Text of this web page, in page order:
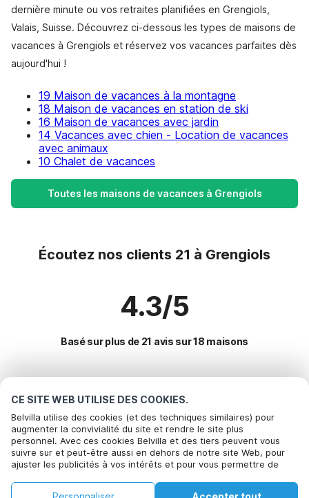
CE SITE WEB UTILISE DES COOKIES.
Belvilla utilise des cookies (et des techniques similaires) pour
augmenter la convivialité du site et rendre le site plus
personnel. Avec ces cookies Belvilla et des tiers peuvent vous
suivre sur et peut-être aussi en dehors de notre site Web, pour
ajuster les publicités à vos intérêts et pour vous permettre de
Accepter, vous acceptez de le faire. Plus d'informations peuvent
dernière minute ou vos retraites planifiées en Grengiols,
Valais, Suisse. Découvrez ci-dessous les types de maisons de
vacances à Grengiols et réservez vos vacances parfaites dès
aujourd'hui !
19 Maison de vacances à la montagne
18 Maison de vacances en station de ski
16 Maison de vacances avec jardin
14 Vacances avec chien - Location de vacances
avec animaux
10 Chalet de vacances
Toutes les maisons de vacances à Grengiols
Écoutez nos clients 21 à Grengiols
4.3/5
Basé sur plus de 21 avis sur 18 maisons
Destinations les plus populaires pour les
vacances
Villes offrant les meilleures commodités pour les vacances
Maison de vacances en station de ski orsieres
Maison de vacances en station de ski champery
Commodités populaires pour les vacances en Grengiols
Maison de vacances à la montagne